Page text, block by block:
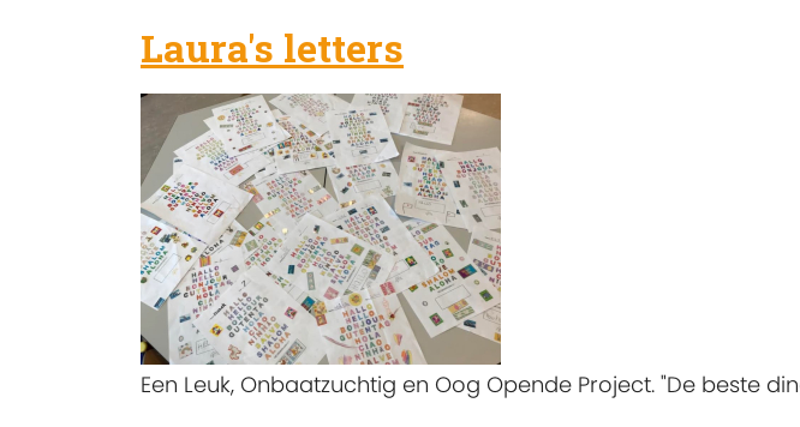
Laura's letters
Een Leuk, Onbaatzuchtig en Oog Opende Project. "De beste